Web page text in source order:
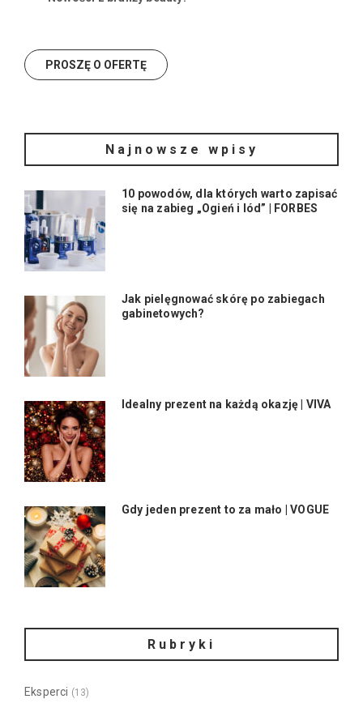
Najnowsze wpisy
10 powodów, dla których warto zapisać
się na zabieg „Ogień i lód” | FORBES
Jak pielęgnować skórę po zabiegach
gabinetowych?
Idealny prezent na każdą okazję | VIVA
Gdy jeden prezent to za mało | VOGUE
Rubryki
Eksperci (13)